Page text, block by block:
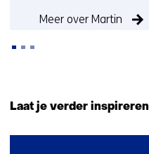
Meer over Martin
Laat je verder inspireren